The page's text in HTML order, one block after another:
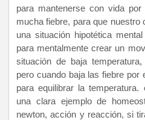
para mantenerse con vida
mucha fiebre, para que
una situación hipotética
para mentalmente crear un
situación de baja
pero cuando baja las fiebre
para equilibrar la
una clara ejemplo de
newton, acción y reacción, si